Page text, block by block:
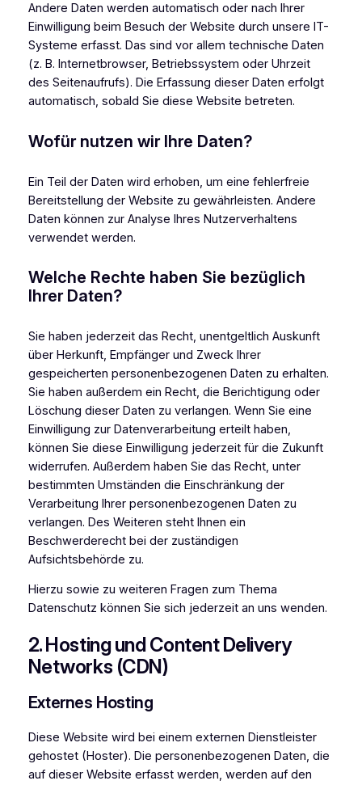
Andere Daten werden automatisch oder nach Ihrer
Einwilligung beim Besuch der Website durch unsere IT-
Systeme erfasst. Das sind vor allem technische Daten
(z. B. Internetbrowser, Betriebssystem oder Uhrzeit
des Seitenaufrufs). Die Erfassung dieser Daten erfolgt
automatisch, sobald Sie diese Website betreten.
Wofür nutzen wir Ihre Daten?
Ein Teil der Daten wird erhoben, um eine fehlerfreie
Bereitstellung der Website zu gewährleisten. Andere
Daten können zur Analyse Ihres Nutzerverhaltens
verwendet werden.
Welche Rechte haben Sie bezüglich
Ihrer Daten?
Sie haben jederzeit das Recht, unentgeltlich Auskunft
über Herkunft, Empfänger und Zweck Ihrer
gespeicherten personenbezogenen Daten zu erhalten.
Sie haben außerdem ein Recht, die Berichtigung oder
Löschung dieser Daten zu verlangen. Wenn Sie eine
Einwilligung zur Datenverarbeitung erteilt haben,
können Sie diese Einwilligung jederzeit für die Zukunft
widerrufen. Außerdem haben Sie das Recht, unter
bestimmten Umständen die Einschränkung der
Verarbeitung Ihrer personenbezogenen Daten zu
verlangen. Des Weiteren steht Ihnen ein
Beschwerderecht bei der zuständigen
Aufsichtsbehörde zu.
Hierzu sowie zu weiteren Fragen zum Thema
Datenschutz können Sie sich jederzeit an uns wenden.
2. Hosting und Content Delivery
Networks (CDN)
Externes Hosting
Diese Website wird bei einem externen Dienstleister
gehostet (Hoster). Die personenbezogenen Daten, die
auf dieser Website erfasst werden, werden auf den